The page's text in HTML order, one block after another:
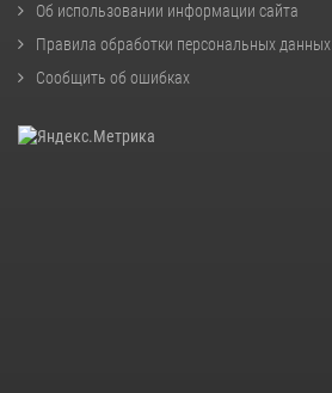
Об использовании информации сайта
Правила обработки персональных данных
Сообщить об ошибках